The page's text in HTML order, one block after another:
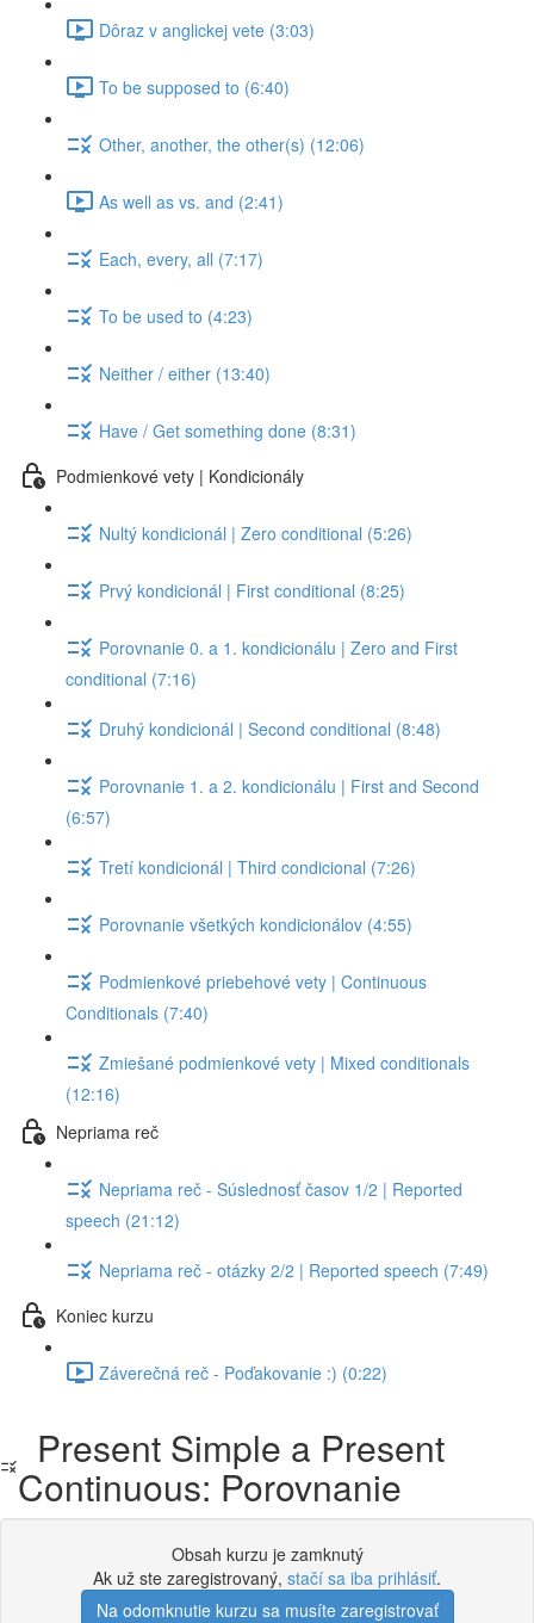
Dôraz v anglickej vete (3:03)
To be supposed to (6:40)
Other, another, the other(s) (12:06)
As well as vs. and (2:41)
Each, every, all (7:17)
To be used to (4:23)
Neither / either (13:40)
Have / Get something done (8:31)
Podmienkové vety | Kondicionály
Nultý kondicionál | Zero conditional (5:26)
Prvý kondicionál | First conditional (8:25)
Porovnanie 0. a 1. kondicionálu | Zero and First
conditional (7:16)
Druhý kondicionál | Second conditional (8:48)
Porovnanie 1. a 2. kondicionálu | First and Second
(6:57)
Tretí kondicionál | Third condicional (7:26)
Porovnanie všetkých kondicionálov (4:55)
Podmienkové priebehové vety | Continuous
Conditionals (7:40)
Zmiešané podmienkové vety | Mixed conditionals
(12:16)
Nepriama reč
Nepriama reč - Súslednosť časov 1/2 | Reported
speech (21:12)
Nepriama reč - otázky 2/2 | Reported speech (7:49)
Koniec kurzu
Záverečná reč - Poďakovanie :) (0:22)
Present Simple a Present
Continuous: Porovnanie
Obsah kurzu je zamknutý
Ak už ste zaregistrovaný, stačí sa iba prihlásiť.
Na odomknutie kurzu sa musíte zaregistrovať